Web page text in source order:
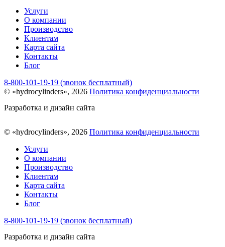
Услуги
О компании
Производство
Клиентам
Карта сайта
Контакты
Блог
8-800-101-19-19 (звонок бесплатный)
© «hydrocylinders», 2026 Политика конфиденциальности
Разработка и дизайн сайта
© «hydrocylinders», 2026 Политика конфиденциальности
Услуги
О компании
Производство
Клиентам
Карта сайта
Контакты
Блог
8-800-101-19-19 (звонок бесплатный)
Разработка и дизайн сайта